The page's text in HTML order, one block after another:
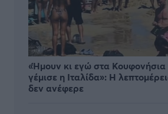
«Ήμουν κι εγώ στα Κουφονήσια
γέμισε η Ιταλίδα»: Η
δεν ανέφερε